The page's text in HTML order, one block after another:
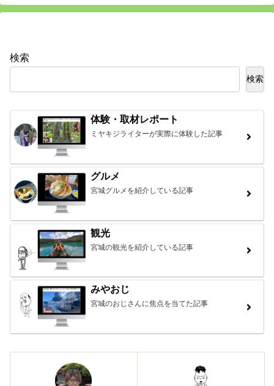
検索
検索
体験・取材レポート
ミヤキジライターが実際に体験した記事
グルメ
宮城グルメを紹介している記事
観光
宮城の観光を紹介している記事
みやおじ
宮城のおじさんに焦点を当てた記事